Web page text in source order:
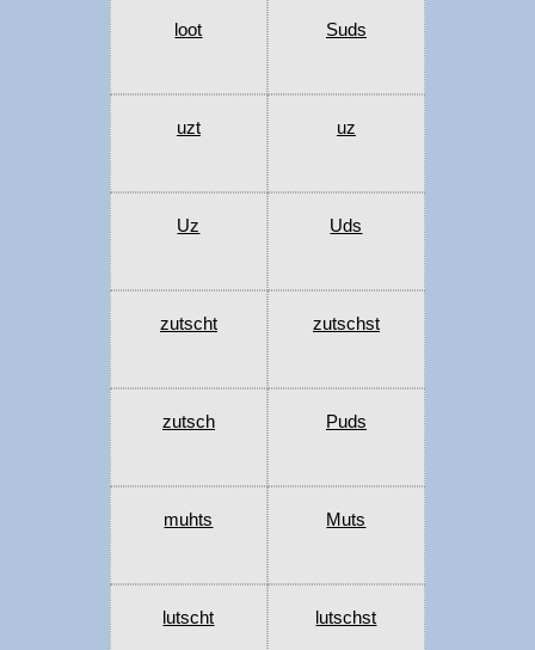
loot Suds
uzt uz
Uz Uds
zutscht zutschst
zutsch Puds
muhts Muts
lutscht lutschst